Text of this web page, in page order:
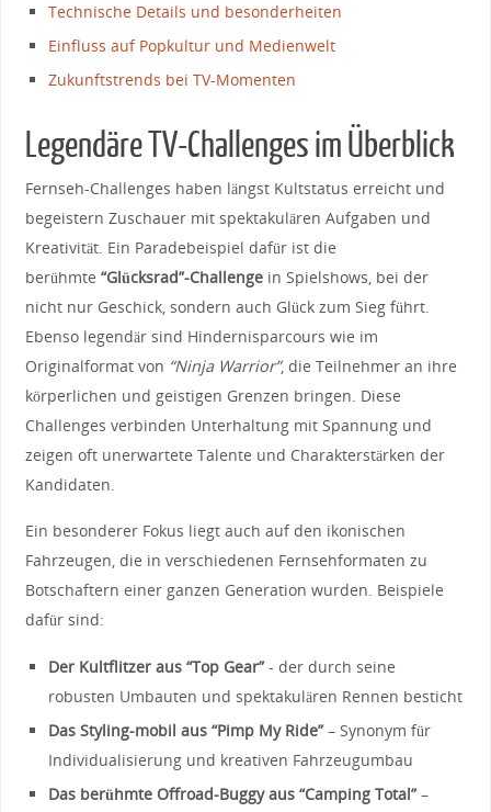
Technische Details und ⁤besonderheiten
Einfluss auf Popkultur⁤ und Medienwelt
Zukunftstrends bei TV-Momenten
Legendäre TV-Challenges im⁤ Überblick
Fernseh-Challenges⁣ haben längst Kultstatus erreicht und
begeistern Zuschauer mit spektakulären Aufgaben und
‍Kreativität. Ein‌ Paradebeispiel dafür ist die
berühmte “Glücksrad”-Challengein Spielshows, bei der
nicht nur Geschick, sondern auch Glück zum Sieg‍ führt.
Ebenso‌ legendär sind ⁣Hindernisparcours wie⁤ im
‌Originalformat von “Ninja Warrior”,⁢ die ⁤Teilnehmer an ihre
körperlichen und geistigen Grenzen bringen.‍ Diese
Challenges​ verbinden Unterhaltung mit Spannung ⁢und
zeigen⁢ oft unerwartete⁣ Talente und‌ Charakterstärken ‌der​
Kandidaten.
Ein besonderer Fokus liegt ‍auch auf den ‍ikonischen‍
Fahrzeugen, die in‍ verschiedenen Fernsehformaten zu
Botschaftern⁢ einer ganzen Generation wurden. Beispiele
dafür sind:
Der Kultflitzer aus “Top Gear”-​ der durch seine
robusten Umbauten und spektakulären ⁤Rennen besticht
Das ‌Styling-mobil aus “Pimp My⁤ Ride”– ⁣Synonym für
Individualisierung⁤ und kreativen Fahrzeugumbau
Das berühmte Offroad-Buggy aus “Camping Total”–